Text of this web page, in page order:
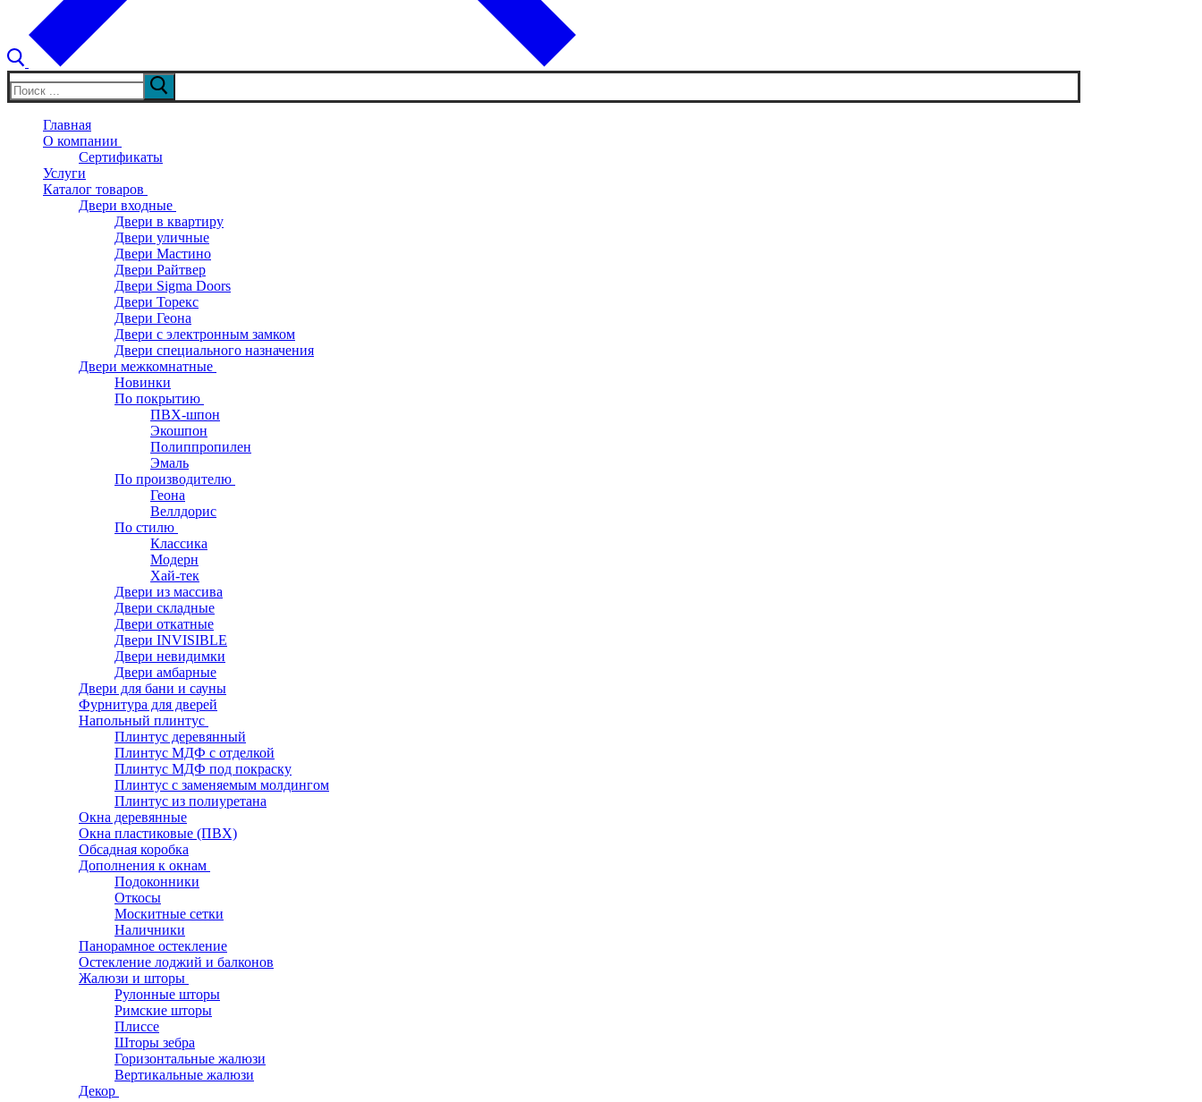
Искать:
Главная
О компании
Сертификаты
Услуги
Каталог товаров
Двери входные
Двери в квартиру
Двери уличные
Двери Мастино
Двери Райтвер
Двери Sigma Doors
Двери Торекс
Двери Геона
Двери с электронным замком
Двери специального назначения
Двери межкомнатные
Новинки
По покрытию
ПВХ-шпон
Экошпон
Полиппропилен
Эмаль
По производителю
Геона
Веллдорис
По стилю
Классика
Модерн
Хай-тек
Двери из массива
Двери складные
Двери откатные
Двери INVISIBLE
Двери невидимки
Двери амбарные
Двери для бани и сауны
Фурнитура для дверей
Напольный плинтус
Плинтус деревянный
Плинтус МДФ с отделкой
Плинтус МДФ под покраску
Плинтус с заменяемым молдингом
Плинтус из полиуретана
Окна деревянные
Окна пластиковые (ПВХ)
Обсадная коробка
Дополнения к окнам
Подоконники
Откосы
Москитные сетки
Наличники
Панорамное остекление
Остекление лоджий и балконов
Жалюзи и шторы
Рулонные шторы
Римские шторы
Плиссе
Шторы зебра
Горизонтальные жалюзи
Вертикальные жалюзи
Декор